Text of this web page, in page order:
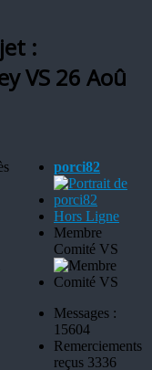
:
VS 26 Aoû
porci82
Hors Ligne
Membre
Comité VS
Messages :
15604
Remerciements
reçus 3336